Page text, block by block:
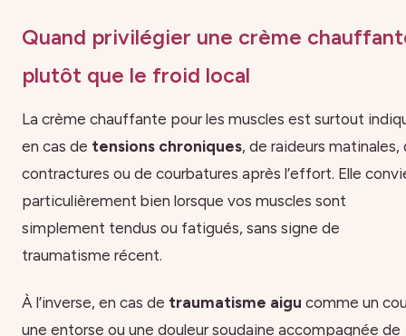
Quand privilégier une crème
plutôt que le froid local
La crème chauffante pour les muscles est surtout
en cas de tensions chroniques, de raideurs matinales,
contractures ou de courbatures après l’effort. Elle
particulièrement bien lorsque vos muscles sont
simplement tendus ou fatigués, sans signe de
traumatisme récent.
À l’inverse, en cas de traumatisme aigu comme un
une entorse ou une douleur soudaine accompagnée de